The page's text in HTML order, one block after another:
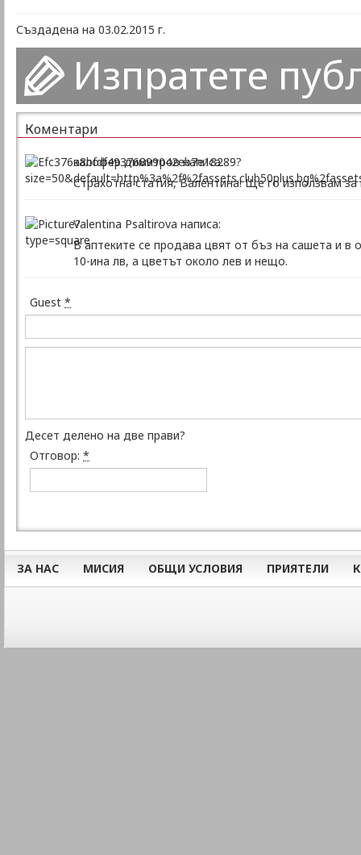
Създадена на 03.02.2015 г.
Изпратете
Коментари
калофер димитров написа:
Страхотна статия, Валентина! Ще го използвам
Valentina Psaltirova написа:
В аптеките се продава цвят от бъз на сашета и
10-ина лв, а цветът около лев и нещо.
Guest *
Десет делено на две прави?
Отговор: *
ЗА НАС МИСИЯ ОБЩИ УСЛОВИЯ ПРИЯТЕЛИ